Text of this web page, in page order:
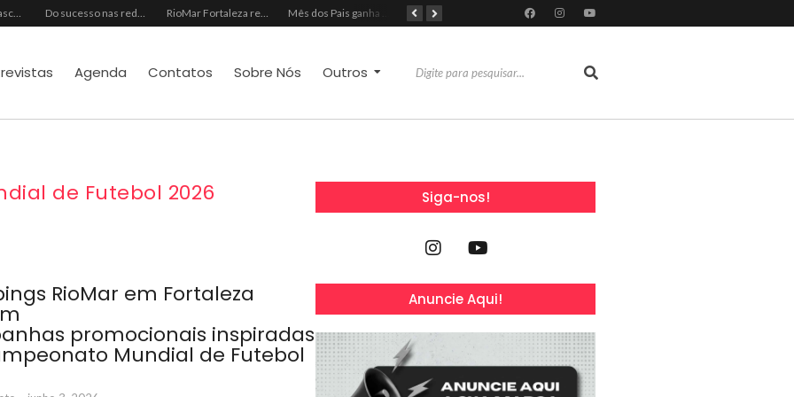
Almoço e churrasco de Dia dos Pais impulsionam vendas no varejo alimentar Do sucesso nas redes sociais à revelação no cenário musical, Beniicio Abraão lança “Me Perdeu” RioMar Fortaleza recebe superagenda de shows nacionais no mês dos Pais
Agenda Contatos Sobre Nós Outros
de Futebol 2026
RioMar em Fortaleza
promocionais inspiradas
Mundial de Futebol
Siga-nos!
Anuncie Aqui!